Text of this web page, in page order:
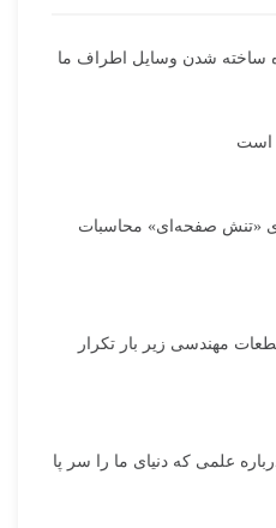
است
«تنش صفحه‌ای» محاسبات
مهندسی زیر بار تکرار
غرق شد؟ ۵ نکته درباره علمی که دنیای ما را سر پا